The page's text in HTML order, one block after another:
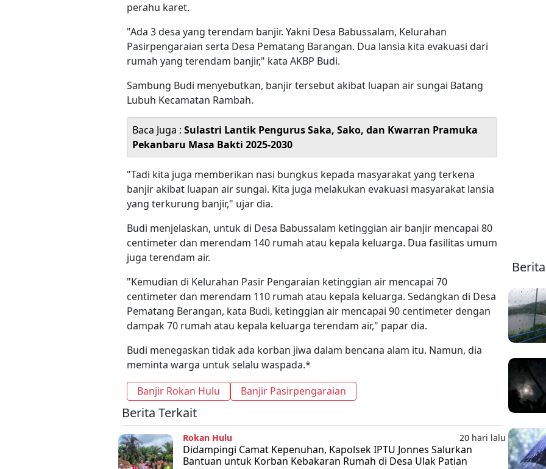
perahu karet.
"Ada 3 desa yang terendam banjir. Yakni Desa Babussalam, Kelurahan
Pasirpengaraian serta Desa Pematang Barangan. Dua lansia kita evakuasi dari
rumah yang terendam banjir," kata AKBP Budi.
Sambung Budi menyebutkan, banjir tersebut akibat luapan air sungai Batang
Lubuh Kecamatan Rambah.
Baca Juga : Sulastri Lantik Pengurus Saka, Sako, dan Kwarran Pramuka
Pekanbaru Masa Bakti 2025-2030
"Tadi kita juga memberikan nasi bungkus kepada masyarakat yang terkena
banjir akibat luapan air sungai. Kita juga melakukan evakuasi masyarakat lansia
yang terkurung banjir," ujar dia.
Budi menjelaskan, untuk di Desa Babussalam ketinggian air banjir mencapai 80
centimeter dan merendam 140 rumah atau kepala keluarga. Dua fasilitas umum
juga terendam air.
"Kemudian di Kelurahan Pasir Pengaraian ketinggian air mencapai 70
centimeter dan merendam 110 rumah atau kepala keluarga. Sedangkan di Desa
Pematang Berangan, kata Budi, ketinggian air mencapai 90 centimeter dengan
dampak 70 rumah atau kepala keluarga terendam air," papar dia.
Budi menegaskan tidak ada korban jiwa dalam bencana alam itu. Namun, dia
meminta warga untuk selalu waspada.*
Banjir Rokan Hulu
Banjir Pasirpengaraian
Berita Terkait
Rokan Hulu 20 hari lalu
Didampingi Camat Kepenuhan, Kapolsek IPTU Jonnes Salurkan
Bantuan untuk Korban Kebakaran Rumah di Desa Ulak Patian